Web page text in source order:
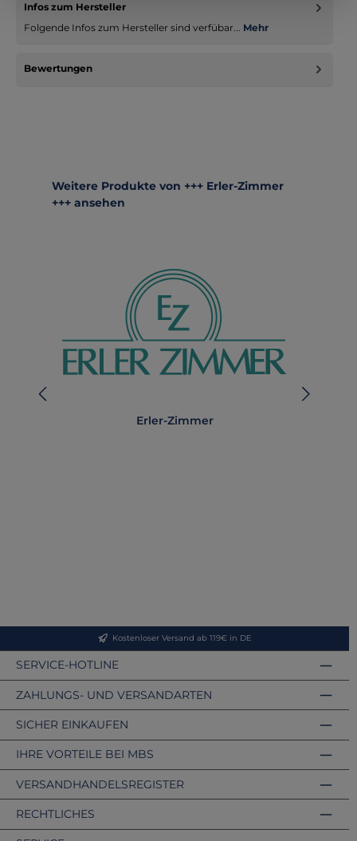
Infos zum Hersteller
Folgende Infos zum Hersteller sind verfübar... Mehr
Bewertungen
Produktgalerie überspringen
Weitere Produkte von +++ Erler-Zimmer
+++ ansehen
Erler-Zimmer
Kostenloser Versand ab 119€ in DE
SERVICE-HOTLINE
ZAHLUNGS- UND VERSANDARTEN
VERSANDHANDELSREGISTER
SICHER EINKAUFEN
IHRE VORTEILE BEI MBS
RECHTLICHES